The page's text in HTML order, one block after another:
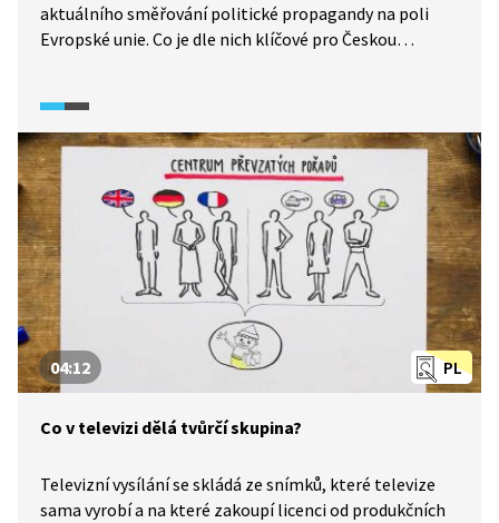
aktuálního směřování politické propagandy na poli
Evropské unie. Co je dle nich klíčové pro Českou
a význam Evropské unie pro bezpečnost celého
společenství.
PL
04:12
Co v televizi dělá tvůrčí skupina?
Televizní vysílání se skládá ze snímků, které televize
sama vyrobí a na které zakoupí licenci od produkčních